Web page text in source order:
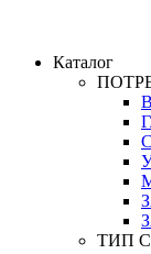
Каталог
ТИП